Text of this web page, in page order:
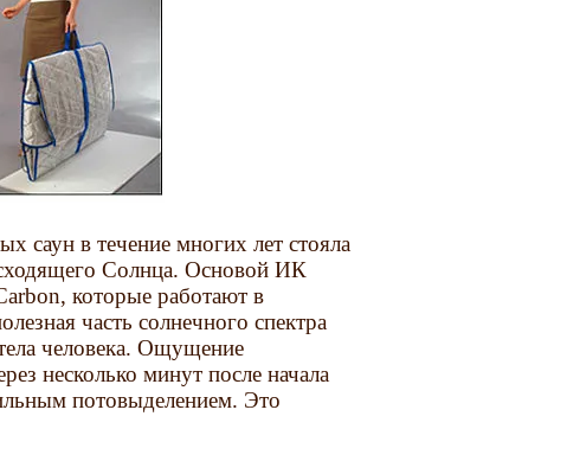
саун в течение многих лет стояла
Солнца. Основой ИК
которые работают в
часть солнечного спектра
человека. Ощущение
несколько минут после начала
потовыделением. Это